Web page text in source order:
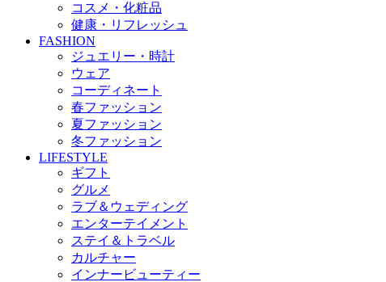
コスメ・化粧品
健康・リフレッシュ
FASHION
ジュエリー・時計
ウェア
コーディネート
春ファッション
夏ファッション
冬ファッション
LIFESTYLE
ギフト
グルメ
ラブ＆ウェディング
エンターテイメント
ステイ＆トラベル
カルチャー
インナービューティー